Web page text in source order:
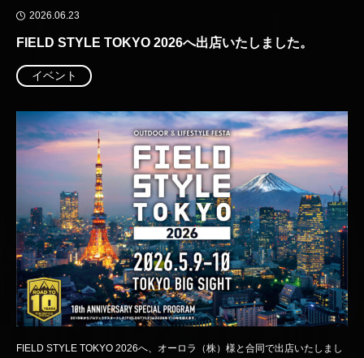
2026.06.23
FIELD STYLE TOKYO 2026へ出店いたしました。
イベント
FIELD STYLE TOKYO 2026へ、オーロラ（株）様と合同で出店いたしまし